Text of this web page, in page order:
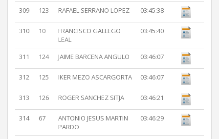
309 123 RAFAEL SERRANO LOPEZ 03:45:38
310 10
FRANCISCO GALLEGO
LEAL
03:45:40
311 124 JAIME BARCENA ANGULO 03:46:07
312 125 IKER MEZO ASCARGORTA 03:46:07
313 126 ROGER SANCHEZ SITJA 03:46:21
314 67
ANTONIO JESUS MARTIN
PARDO
03:46:29